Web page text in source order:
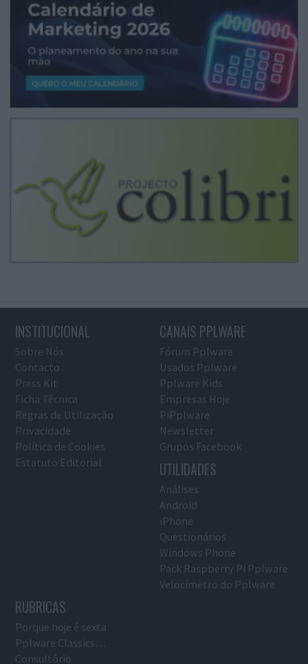
INSTITUCIONAL
Sobre Nós
Contacto
Press Kit
Ficha Técnica
Regras de Utilização
Privacidade
Política de Cookies
Estatuto Editorial
CANAIS PPLWARE
Fórum Pplware
Usados Pplware
Pplware Kids
Empresas Hoje
PiPplware
Newsletter
Grupos Facebook
UTILIDADES
Análises
Android
iPhone
Questionários
Windows Phone
Pack Raspberry Pi Pplware
Velocímetro do Pplware
RUBRICAS
Porque hoje é sexta
Pplware Classics…
Consultório